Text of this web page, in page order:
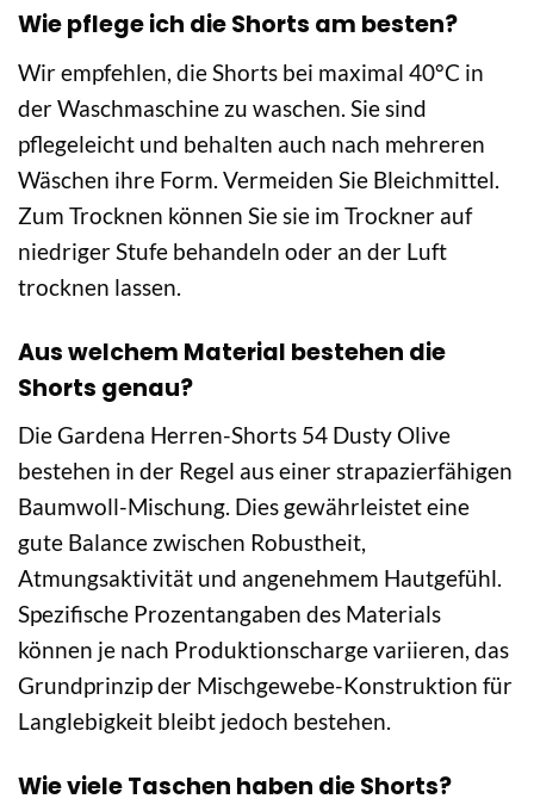
Wie pflege ich die Shorts am besten?
Wir empfehlen, die Shorts bei maximal 40°C in
der Waschmaschine zu waschen. Sie sind
pflegeleicht und behalten auch nach mehreren
Wäschen ihre Form. Vermeiden Sie Bleichmittel.
Zum Trocknen können Sie sie im Trockner auf
niedriger Stufe behandeln oder an der Luft
trocknen lassen.
Aus welchem Material bestehen die
Shorts genau?
Die Gardena Herren-Shorts 54 Dusty Olive
bestehen in der Regel aus einer strapazierfähigen
Baumwoll-Mischung. Dies gewährleistet eine
gute Balance zwischen Robustheit,
Atmungsaktivität und angenehmem Hautgefühl.
Spezifische Prozentangaben des Materials
können je nach Produktionscharge variieren, das
Grundprinzip der Mischgewebe-Konstruktion für
Langlebigkeit bleibt jedoch bestehen.
Wie viele Taschen haben die Shorts?